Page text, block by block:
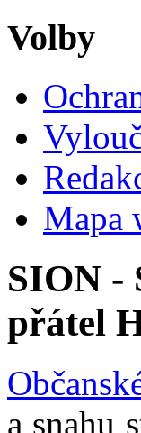
Volby
Mapa
SION -
přátel
a snahu